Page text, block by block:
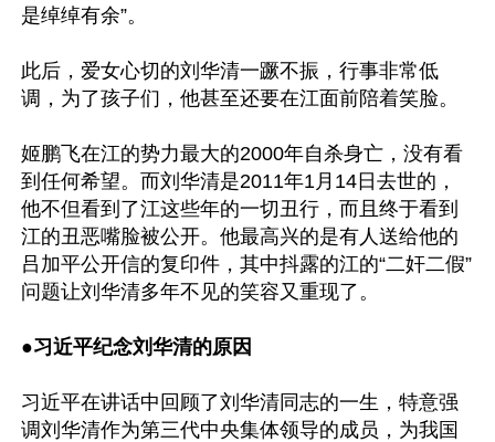
是绰绰有余”。
此后，爱女心切的刘华清一蹶不振，行事非常低
调，为了孩子们，他甚至还要在江面前陪着笑脸。
姬鹏飞在江的势力最大的2000年自杀身亡，没有看
到任何希望。而刘华清是2011年1月14日去世的，
他不但看到了江这些年的一切丑行，而且终于看到
江的丑恶嘴脸被公开。他最高兴的是有人送给他的
吕加平公开信的复印件，其中抖露的江的“二奸二假”
问题让刘华清多年不见的笑容又重现了。
●习近平纪念刘华清的原因
习近平在讲话中回顾了刘华清同志的一生，特意强
调刘华清作为第三代中央集体领导的成员，为我国